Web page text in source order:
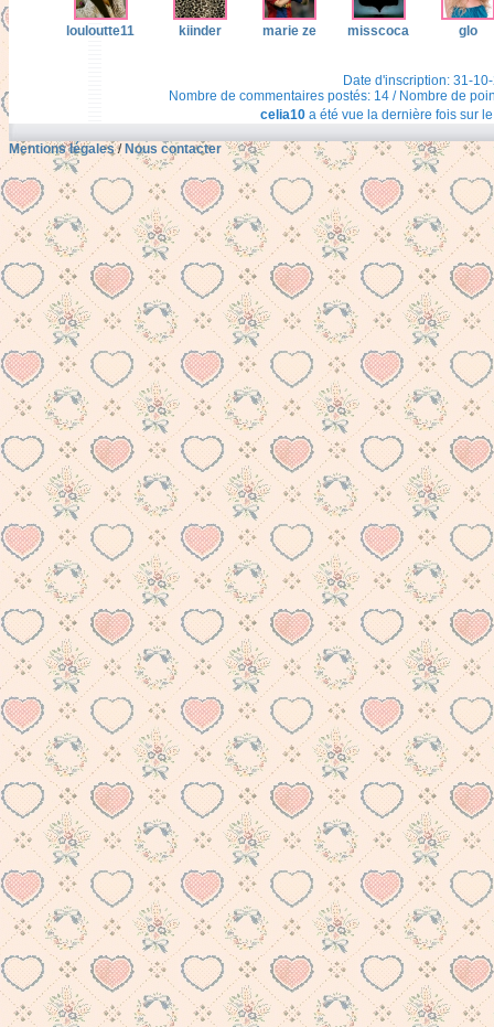
louloutte11 kiinder marie ze misscoca glo
Date d'inscription: 31-
Nombre de commentaires postés: 14 / Nombre de
celia10a été vue la dernière fois sur
Mentions légales/ Nous contacter